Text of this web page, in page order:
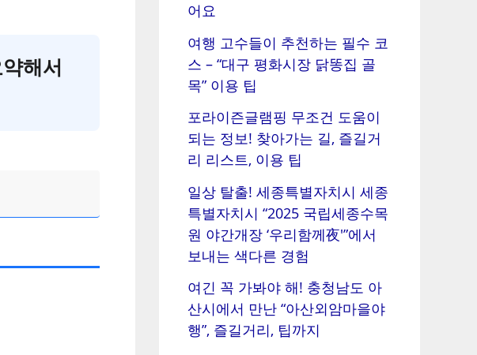
해서
어요
여행 고수들이 추천하는 필수 코
스 – “대구 평화시장 닭똥집 골
목” 이용 팁
포라이즌글램핑 무조건 도움이
되는 정보! 찾아가는 길, 즐길거
리 리스트, 이용 팁
일상 탈출! 세종특별자치시 세종
특별자치시 “2025 국립세종수목
원 야간개장 ‘우리함께夜'”에서
보내는 색다른 경험
여긴 꼭 가봐야 해! 충청남도 아
산시에서 만난 “아산외암마을야
행”, 즐길거리, 팁까지